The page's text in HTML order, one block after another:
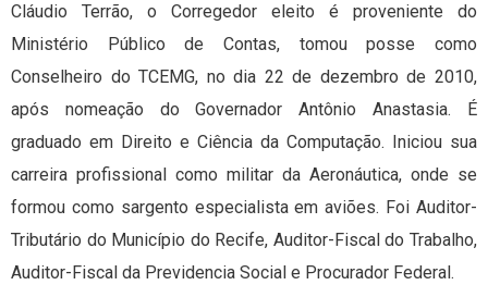
Cláudio Terrão, o Corregedor eleito é proveniente do
Ministério Público de Contas, tomou posse como
Conselheiro do TCEMG, no dia 22 de dezembro de 2010,
após nomeação do Governador Antônio Anastasia. É
graduado em Direito e Ciência da Computação. Iniciou sua
carreira profissional como militar da Aeronáutica, onde se
formou como sargento especialista em aviões. Foi Auditor-
Tributário do Município do Recife, Auditor-Fiscal do Trabalho,
Auditor-Fiscal da Previdencia Social e Procurador Federal.